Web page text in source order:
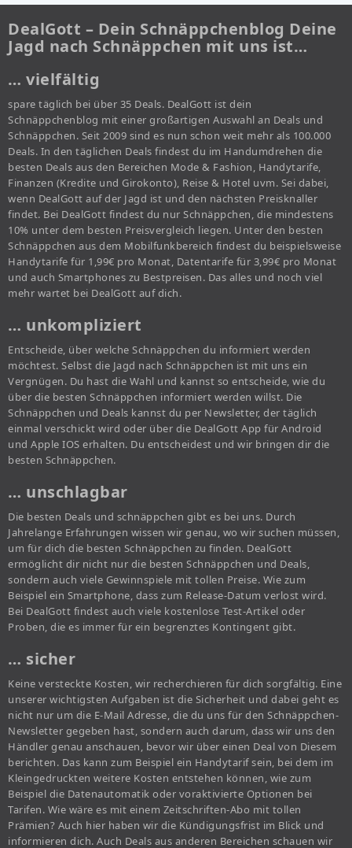
DealGott – Dein Schnäppchenblog Deine
Jagd nach Schnäppchen mit uns ist…
… vielfältig
spare täglich bei über 35 Deals. DealGott ist dein
Schnäppchenblog mit einer großartigen Auswahl an Deals und
Schnäppchen. Seit 2009 sind es nun schon weit mehr als 100.000
Deals. In den täglichen Deals findest du im Handumdrehen die
besten Deals aus den Bereichen Mode & Fashion, Handytarife,
Finanzen (Kredite und Girokonto), Reise & Hotel uvm. Sei dabei,
wenn DealGott auf der Jagd ist und den nächsten Preisknaller
findet. Bei DealGott findest du nur Schnäppchen, die mindestens
10% unter dem besten Preisvergleich liegen. Unter den besten
Schnäppchen aus dem Mobilfunkbereich findest du beispielsweise
Handytarife für 1,99€ pro Monat, Datentarife für 3,99€ pro Monat
und auch Smartphones zu Bestpreisen. Das alles und noch viel
mehr wartet bei DealGott auf dich.
… unkompliziert
Entscheide, über welche Schnäppchen du informiert werden
möchtest. Selbst die Jagd nach Schnäppchen ist mit uns ein
Vergnügen. Du hast die Wahl und kannst so entscheide, wie du
über die besten Schnäppchen informiert werden willst. Die
Schnäppchen und Deals kannst du per Newsletter, der täglich
einmal verschickt wird oder über die DealGott App für Android
und Apple IOS erhalten. Du entscheidest und wir bringen dir die
besten Schnäppchen.
… unschlagbar
Die besten Deals und schnäppchen gibt es bei uns. Durch
Jahrelange Erfahrungen wissen wir genau, wo wir suchen müssen,
um für dich die besten Schnäppchen zu finden. DealGott
ermöglicht dir nicht nur die besten Schnäppchen und Deals,
sondern auch viele Gewinnspiele mit tollen Preise. Wie zum
Beispiel ein Smartphone, dass zum Release-Datum verlost wird.
Bei DealGott findest auch viele kostenlose Test-Artikel oder
Proben, die es immer für ein begrenztes Kontingent gibt.
… sicher
Keine versteckte Kosten, wir recherchieren für dich sorgfältig. Eine
unserer wichtigsten Aufgaben ist die Sicherheit und dabei geht es
nicht nur um die E-Mail Adresse, die du uns für den Schnäppchen-
Newsletter gegeben hast, sondern auch darum, dass wir uns den
Händler genau anschauen, bevor wir über einen Deal von Diesem
berichten. Das kann zum Beispiel ein Handytarif sein, bei dem im
Kleingedruckten weitere Kosten entstehen können, wie zum
Beispiel die Datenautomatik oder voraktivierte Optionen bei
Tarifen. Wie wäre es mit einem Zeitschriften-Abo mit tollen
Prämien? Auch hier haben wir die Kündigungsfrist im Blick und
informieren dich. Auch Deals aus anderen Bereichen schauen wir